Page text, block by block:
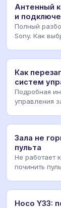
Антенный
и
Полный
Sony. Как
Как
систем
Подробная
управления
Зала не
пульта
Не работает
починить
Hoco Y33: